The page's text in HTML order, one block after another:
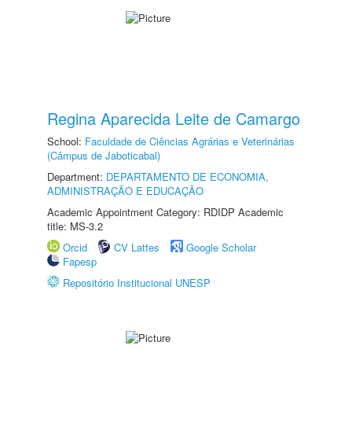
Regina Aparecida Leite de Camargo
School: Faculdade de Ciências Agrárias e Veterinárias
(Câmpus de Jaboticabal)
Department: DEPARTAMENTO DE ECONOMIA,
ADMINISTRAÇÃO E EDUCAÇÃO
Academic Appointment Category: RDIDP Academic
title: MS-3.2
Orcid
CV Lattes
Google Scholar
Fapesp
Repositório Institucional UNESP